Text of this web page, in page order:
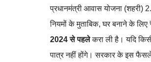
प्रधानमंत्री आवास योजना
नियमों के मुताबिक, घर बनाने के लिए
2024 से पहलेकरा ली है। यदि
पात्र नहीं होंगे। सरकार के इस फैसले